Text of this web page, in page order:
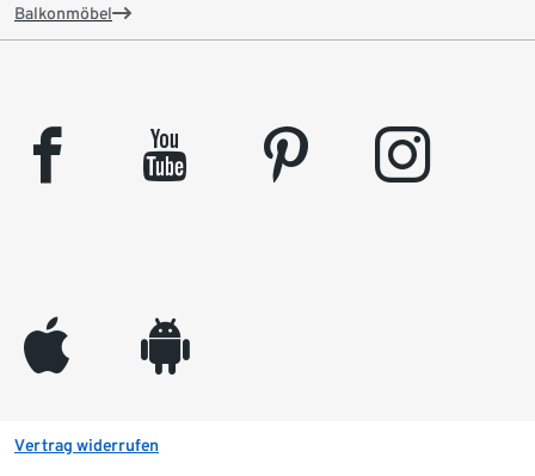
Balkonmöbel
facebook youtube pinterest instagram
appleinc android
Vertrag widerrufen